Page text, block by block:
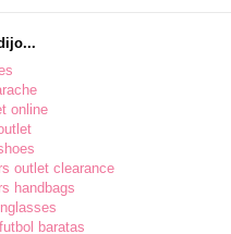
online
outlet clearance
handbags
baratas